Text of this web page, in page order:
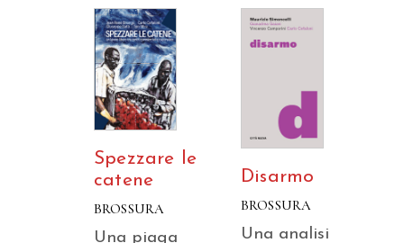
Spezzare le
catene
BROSSURA
Una piaga
Disarmo
BROSSURA
Una analisi